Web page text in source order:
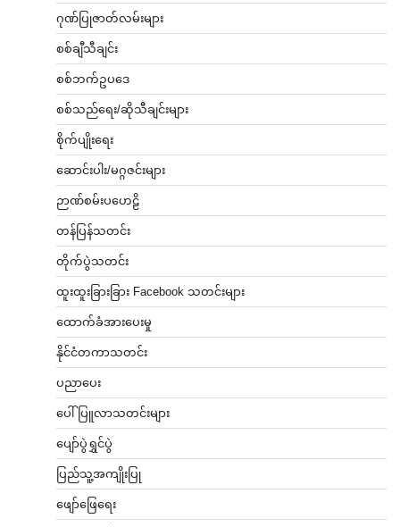
ဂုဏ်ပြုဇာတ်လမ်းများ
စစ်ချီသီချင်း
စစ်ဘက်ဥပဒေ
စစ်သည်ရေး/ဆိုသီချင်းများ
စိုက်ပျိုးရေး
ဆောင်းပါး/မဂ္ဂဇင်းများ
ဉာဏ်စမ်းပဟေဠိ
တန်ပြန်သတင်း
တိုက်ပွဲသတင်း
ထူးထူးခြားခြား Facebook သတင်းများ
ထောက်ခံအားပေးမှု
နိုင်ငံတကာသတင်း
ပညာပေး
ပေါ်ပြူလာသတင်းများ
ပျော်ပွဲရွှင်ပွဲ
ပြည်သူ့အကျိုးပြု
ဖျော်ဖြေရေး